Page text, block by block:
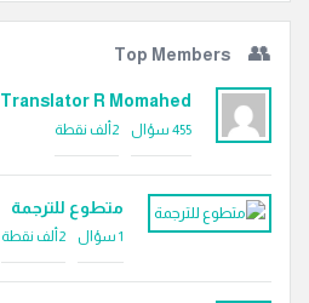
Top Members
Translator R Momahed
455 سؤال 2ألف نقطة
متطوع للترجمة
1 سؤال 2ألف نقطة